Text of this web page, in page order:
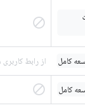
block
کامل از رابط
کامل block